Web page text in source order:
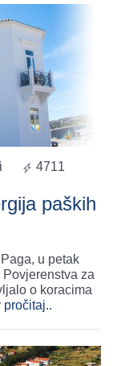
4711
paških
u petak
za
o koracima
pročitaj..